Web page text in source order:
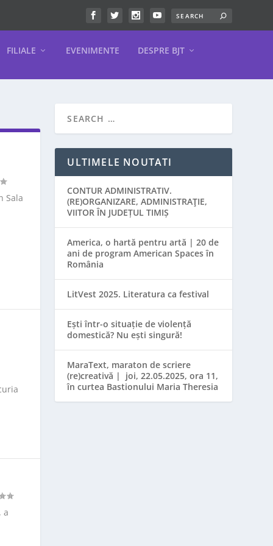
FILIALE EVENIMENTE DESPRE BJT
Sala
a
ULTIMELE NOUTATI
CONTUR ADMINISTRATIV.
(RE)ORGANIZARE, ADMINISTRAŢIE,
VIITOR ÎN JUDEȚUL TIMIȘ
America, o hartă pentru artă | 20 de
ani de program American Spaces în
România
LitVest 2025. Literatura ca festival
Ești într-o situație de violență
domestică? Nu ești singură!
MaraText, maraton de scriere
(re)creativă | joi, 22.05.2025, ora 11,
în curtea Bastionului Maria Theresia